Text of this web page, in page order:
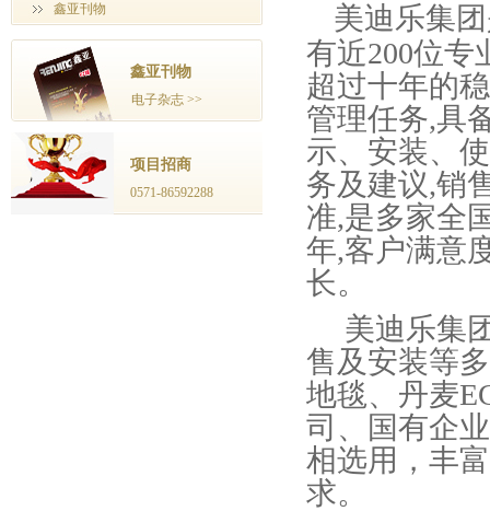
美迪乐集
有近200位专
超过十年的
管理任务,具
示、安装、
务及建议,销
准,是多家全
年,客户满意
长。
美迪乐集
售及安装等
地毯、丹麦
司、国有企
相选用，丰
求。
鑫亚刊物
鑫亚刊物
电子杂志 >>
项目招商
0571-86592288